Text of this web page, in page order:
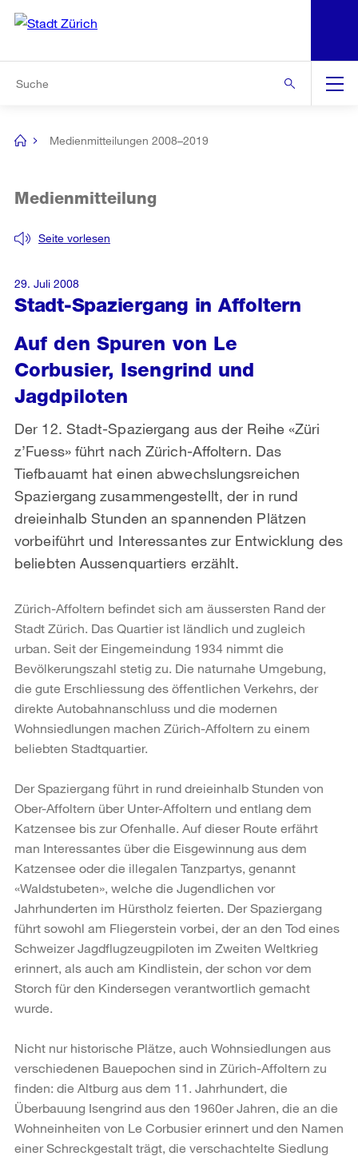
Navigation
[no
Medienmitteilungen 2008–2019
Stadt-Spaziergang in Affoltern
Seite vorlesen
Medienmitteilung
Auf den Spuren von Le
Corbusier, Isengrind und
Jagdpiloten
Der 12. Stadt-Spaziergang aus der Reihe «Züri
z’Fuess» führt nach Zürich-Affoltern. Das
Tiefbauamt hat einen abwechslungsreichen
Spaziergang zusammengestellt, der in rund
dreieinhalb Stunden an spannenden Plätzen
vorbeiführt und Interessantes zur Entwicklung des
beliebten Aussenquartiers erzählt.
29. Juli 2008
Zürich-Affoltern befindet sich am äussersten Rand der
Stadt Zürich. Das Quartier ist ländlich und zugleich
urban. Seit der Eingemeindung 1934 nimmt die
Bevölkerungszahl stetig zu. Die naturnahe Umgebung,
die gute Erschliessung des öffentlichen Verkehrs, der
direkte Autobahnanschluss und die modernen
Wohnsiedlungen machen Zürich-Affoltern zu einem
beliebten Stadtquartier.
Der Spaziergang führt in rund dreieinhalb Stunden von
Ober-Affoltern über Unter-Affoltern und entlang dem
Katzensee bis zur Ofenhalle. Auf dieser Route erfährt
man Interessantes über die Eisgewinnung aus dem
Katzensee oder die illegalen Tanzpartys, genannt
«Waldstubeten», welche die Jugendlichen vor
Jahrhunderten im Hürstholz feierten. Der Spaziergang
führt sowohl am Fliegerstein vorbei, der an den Tod eines
Schweizer Jagdflugzeugpiloten im Zweiten Weltkrieg
erinnert, als auch am Kindlistein, der schon vor dem
Storch für den Kindersegen verantwortlich gemacht
wurde.
Nicht nur historische Plätze, auch Wohnsiedlungen aus
verschiedenen Bauepochen sind in Zürich-Affoltern zu
finden: die Altburg aus dem 11. Jahrhundert, die
Überbauung Isengrind aus den 1960er Jahren, die an die
Wohneinheiten von Le Corbusier erinnert und den Namen
einer Schreckgestalt trägt, die verschachtelte Siedlung